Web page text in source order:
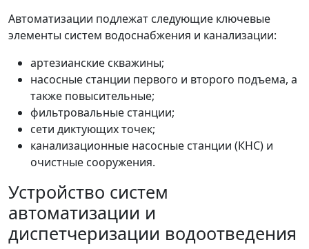
Автоматизации подлежат следующие ключевые
элементы систем водоснабжения и канализации:
артезианские скважины;
насосные станции первого и второго подъема, а
также повысительные;
фильтровальные станции;
сети диктующих точек;
канализационные насосные станции (КНС) и
очистные сооружения.
Устройство систем
автоматизации и
диспетчеризации водоотведения